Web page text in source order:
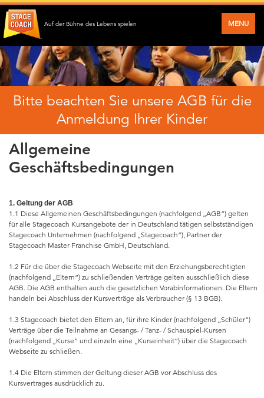
Auf der Bühne des Lebens spielen MENU
Bitte beachten Sie unsere AGB für die
Anmeldung Ihrer Kinder
Allgemeine
Geschäftsbedingungen
1. Geltung der AGB
1.1 Diese Allgemeinen Geschäftsbedingungen (nachfolgend „AGB“) gelten
für alle Stagecoach Kursangebote der in Deutschland tätigen selbstständigen
Stagecoach Unternehmen (nachfolgend „Stagecoach“), Partner der
Stagecoach Master Franchise GmbH, Deutschland.
1.2 Für die über die Stagecoach Webseite mit den Erziehungsberechtigten
(nachfolgend „Eltern“) zu schließenden Verträge gelten ausschließlich diese
AGB. Die AGB enthalten auch die gesetzlichen Vorabinformationen. Die Eltern
handeln bei Abschluss der Kursverträge als Verbraucher (§ 13 BGB).
1.3 Stagecoach bietet den Eltern an, für ihre Kinder (nachfolgend „Schüler“)
Verträge über die Teilnahme an Gesangs- / Tanz- / Schauspiel-Kursen
(nachfolgend „Kurse“ und einzeln eine „Kurseinheit“) über die Stagecoach
Webseite zu schließen.
1.4 Die Eltern stimmen der Geltung dieser AGB vor Abschluss des
Kursvertrages ausdrücklich zu.